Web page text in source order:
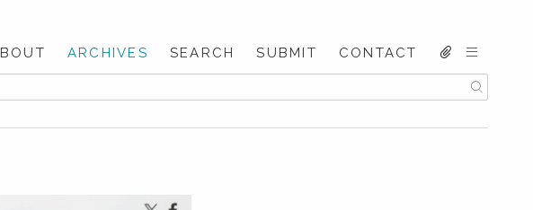
ARCHIVES SEARCH SUBMIT CONTACT